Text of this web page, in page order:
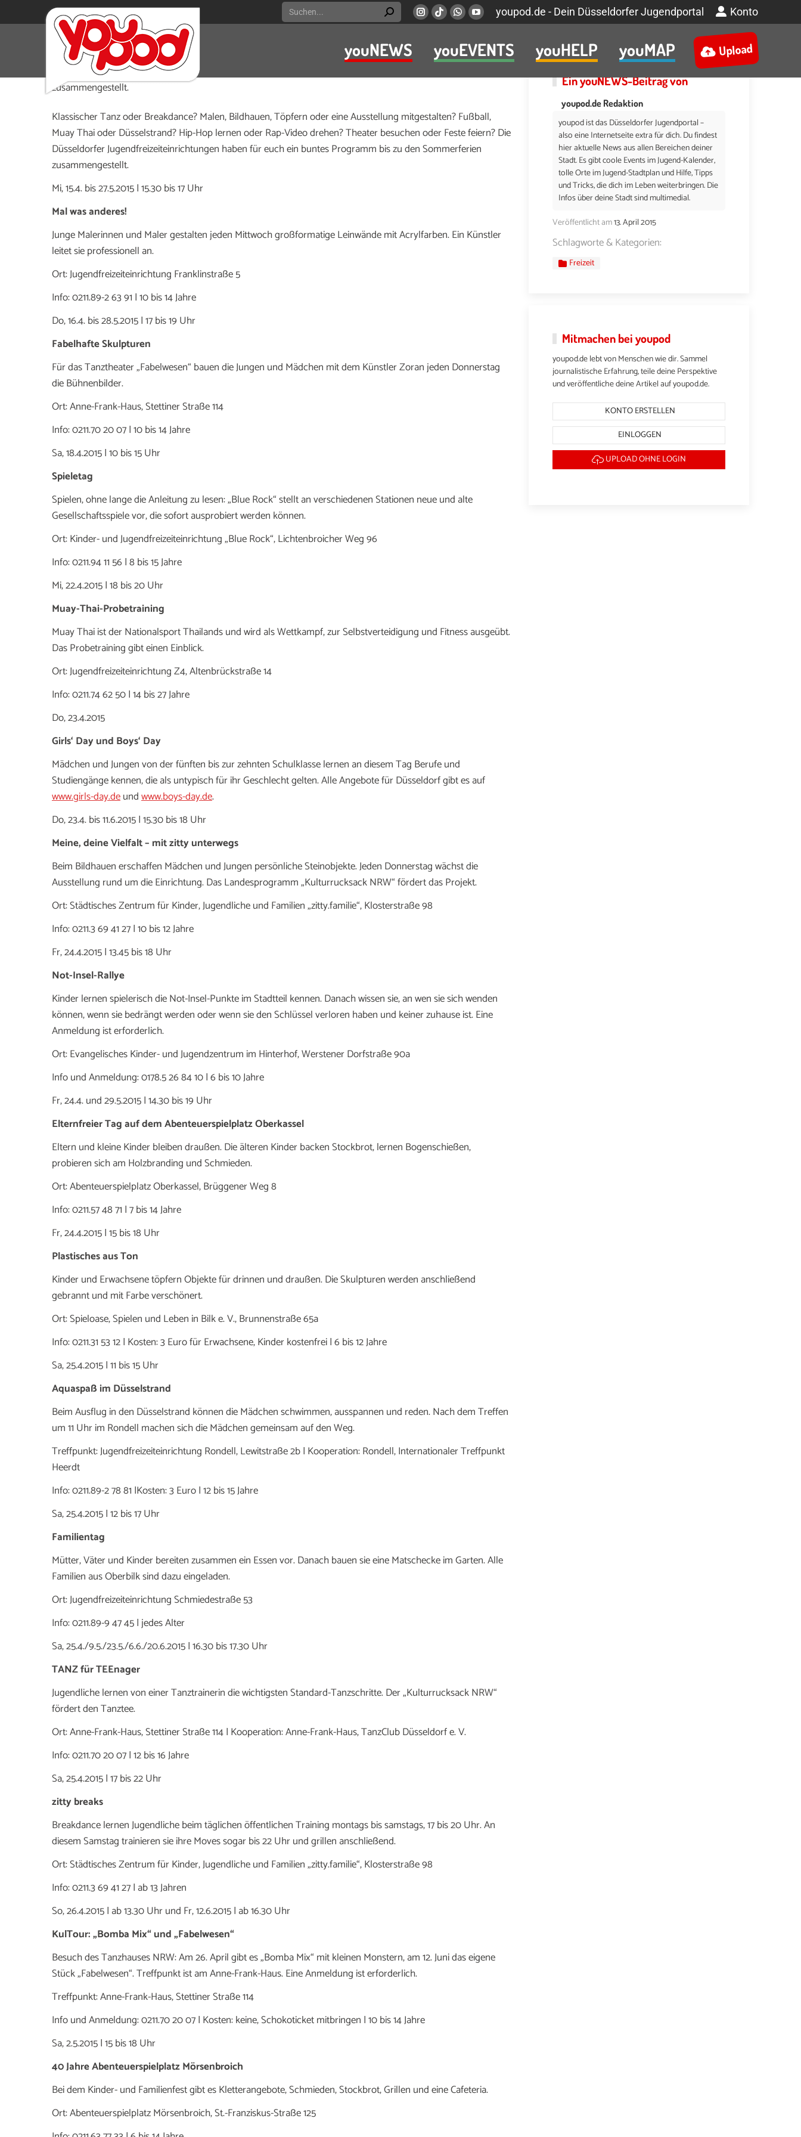
Search:
Instagram
opens
new
Viber
opens
in
new
Whatsapp
opens
in
new
YouTube
opens
in
new
youpod.de - Dein Düsseldorfer Jugendportal Konto
youNEWS youEVENTS youHELP youMAP Upload
Muay Thai, Rap-Videos, Tanzen lernen, Kunst – in den Jugendfreizeiteinrichtungen wird es nicht langweilig. Bis zu
den Sommerferien gibt es viele Angebote, die für euch zum großen Teil kostenfrei sind. Wir haben einige
zusammengestellt.
Klassischer Tanz oder Breakdance? Malen, Bildhauen, Töpfern oder eine Ausstellung mitgestalten? Fußball,
Muay Thai oder Düsselstrand? Hip-Hop lernen oder Rap-Video drehen? Theater besuchen oder Feste feiern? Die
Düsseldorfer Jugendfreizeiteinrichtungen haben für euch ein buntes Programm bis zu den Sommerferien
zusammengestellt.
Mi, 15.4. bis 27.5.2015 | 15.30 bis 17 Uhr
Mal was anderes!
Junge Malerinnen und Maler gestalten jeden Mittwoch großformatige Leinwände mit Acrylfarben. Ein Künstler
leitet sie professionell an.
Ort: Jugendfreizeiteinrichtung Franklinstraße 5
Info: 0211.89-2 63 91 | 10 bis 14 Jahre
Do, 16.4. bis 28.5.2015 | 17 bis 19 Uhr
Fabelhafte Skulpturen
Für das Tanztheater „Fabelwesen“ bauen die Jungen und Mädchen mit dem Künstler Zoran jeden Donnerstag
die Bühnenbilder.
Ort: Anne-Frank-Haus, Stettiner Straße 114
Info: 0211.70 20 07 | 10 bis 14 Jahre
Sa, 18.4.2015 | 10 bis 15 Uhr
Spieletag
Spielen, ohne lange die Anleitung zu lesen: „Blue Rock“ stellt an verschiedenen Stationen neue und alte
Gesellschaftsspiele vor, die sofort ausprobiert werden können.
Ort: Kinder- und Jugendfreizeiteinrichtung „Blue Rock“, Lichtenbroicher Weg 96
Info: 0211.94 11 56 | 8 bis 15 Jahre
Mi, 22.4.2015 | 18 bis 20 Uhr
Muay-Thai-Probetraining
Muay Thai ist der Nationalsport Thailands und wird als Wettkampf, zur Selbstverteidigung und Fitness ausgeübt.
Das Probetraining gibt einen Einblick.
Ort: Jugendfreizeiteinrichtung Z4, Altenbrückstraße 14
Info: 0211.74 62 50 | 14 bis 27 Jahre
Do, 23.4.2015
Girls‘ Day und Boys‘ Day
Mädchen und Jungen von der fünften bis zur zehnten Schulklasse lernen an diesem Tag Berufe und
Studiengänge kennen, die als untypisch für ihr Geschlecht gelten. Alle Angebote für Düsseldorf gibt es auf
www.girls-day.deundwww.boys-day.de.
Do, 23.4. bis 11.6.2015 | 15.30 bis 18 Uhr
Meine, deine Vielfalt – mit zitty unterwegs
Beim Bildhauen erschaffen Mädchen und Jungen persönliche Steinobjekte. Jeden Donnerstag wächst die
Ausstellung rund um die Einrichtung. Das Landesprogramm „Kulturrucksack NRW“ fördert das Projekt.
Ort: Städtisches Zentrum für Kinder, Jugendliche und Familien „zitty.familie“, Klosterstraße 98
Info: 0211.3 69 41 27 | 10 bis 12 Jahre
Fr, 24.4.2015 | 13.45 bis 18 Uhr
Not-Insel-Rallye
Kinder lernen spielerisch die Not-Insel-Punkte im Stadtteil kennen. Danach wissen sie, an wen sie sich wenden
können, wenn sie bedrängt werden oder wenn sie den Schlüssel verloren haben und keiner zuhause ist. Eine
Anmeldung ist erforderlich.
Ort: Evangelisches Kinder- und Jugendzentrum im Hinterhof, Werstener Dorfstraße 90a
Info und Anmeldung: 0178.5 26 84 10 | 6 bis 10 Jahre
Fr, 24.4. und 29.5.2015 | 14.30 bis 19 Uhr
Elternfreier Tag auf dem Abenteuerspielplatz Oberkassel
Eltern und kleine Kinder bleiben draußen. Die älteren Kinder backen Stockbrot, lernen Bogenschießen,
probieren sich am Holzbranding und Schmieden.
Ort: Abenteuerspielplatz Oberkassel, Brüggener Weg 8
Info: 0211.57 48 71 | 7 bis 14 Jahre
Fr, 24.4.2015 | 15 bis 18 Uhr
Plastisches aus Ton
Kinder und Erwachsene töpfern Objekte für drinnen und draußen. Die Skulpturen werden anschließend
gebrannt und mit Farbe verschönert.
Ort: Spieloase, Spielen und Leben in Bilk e. V., Brunnenstraße 65a
Info: 0211.31 53 12 | Kosten: 3 Euro für Erwachsene, Kinder kostenfrei | 6 bis 12 Jahre
Sa, 25.4.2015 | 11 bis 15 Uhr
Aquaspaß im Düsselstrand
Beim Ausflug in den Düsselstrand können die Mädchen schwimmen, ausspannen und reden. Nach dem Treffen
um 11 Uhr im Rondell machen sich die Mädchen gemeinsam auf den Weg.
Treffpunkt: Jugendfreizeiteinrichtung Rondell, Lewitstraße 2b | Kooperation: Rondell, Internationaler Treffpunkt
Heerdt
Info: 0211.89-2 78 81 |Kosten: 3 Euro | 12 bis 15 Jahre
Sa, 25.4.2015 | 12 bis 17 Uhr
Familientag
Mütter, Väter und Kinder bereiten zusammen ein Essen vor. Danach bauen sie eine Matschecke im Garten. Alle
Familien aus Oberbilk sind dazu eingeladen.
Ort: Jugendfreizeiteinrichtung Schmiedestraße 53
Info: 0211.89-9 47 45 | jedes Alter
Sa, 25.4./9.5./23.5./6.6./20.6.2015 | 16.30 bis 17.30 Uhr
TANZ für TEEnager
Jugendliche lernen von einer Tanztrainerin die wichtigsten Standard-Tanzschritte. Der „Kulturrucksack NRW“
fördert den Tanztee.
Ort: Anne-Frank-Haus, Stettiner Straße 114 | Kooperation: Anne-Frank-Haus, TanzClub Düsseldorf e. V.
Info: 0211.70 20 07 | 12 bis 16 Jahre
Sa, 25.4.2015 | 17 bis 22 Uhr
zitty breaks
Breakdance lernen Jugendliche beim täglichen öffentlichen Training montags bis samstags, 17 bis 20 Uhr. An
diesem Samstag trainieren sie ihre Moves sogar bis 22 Uhr und grillen anschließend.
Ort: Städtisches Zentrum für Kinder, Jugendliche und Familien „zitty.familie“, Klosterstraße 98
Info: 0211.3 69 41 27 | ab 13 Jahren
So, 26.4.2015 | ab 13.30 Uhr und Fr, 12.6.2015 | ab 16.30 Uhr
KulTour: „Bomba Mix“ und „Fabelwesen“
Besuch des Tanzhauses NRW: Am 26. April gibt es „Bomba Mix“ mit kleinen Monstern, am 12. Juni das eigene
Stück „Fabelwesen“. Treffpunkt ist am Anne-Frank-Haus. Eine Anmeldung ist erforderlich.
Treffpunkt: Anne-Frank-Haus, Stettiner Straße 114
Info und Anmeldung: 0211.70 20 07 | Kosten: keine, Schokoticket mitbringen | 10 bis 14 Jahre
Sa, 2.5.2015 | 15 bis 18 Uhr
40 Jahre Abenteuerspielplatz Mörsenbroich
Bei dem Kinder- und Familienfest gibt es Kletterangebote, Schmieden, Stockbrot, Grillen und eine Cafeteria.
Ort: Abenteuerspielplatz Mörsenbroich, St.-Franziskus-Straße 125
EinyouNEWS-Beitrag von
youpod.de Redaktion
youpod ist das Düsseldorfer Jugendportal –
also eine Internetseite extra für dich. Du findest
hier aktuelle News aus allen Bereichen deiner
Stadt. Es gibt coole Events im Jugend-Kalender,
tolle Orte im Jugend-Stadtplan und Hilfe, Tipps
und Tricks, die dich im Leben weiterbringen. Die
Infos über deine Stadt sind multimedial.
Veröffentlicht am13. April 2015
Schlagworte & Kategorien:
Freizeit
Mitmachen bei youpod
youpod.de lebt von Menschen wie dir. Sammel
journalistische Erfahrung, teile deine Perspektive
und veröffentliche deine Artikel auf youpod.de.
KONTO ERSTELLEN
EINLOGGEN
UPLOAD OHNE LOGIN